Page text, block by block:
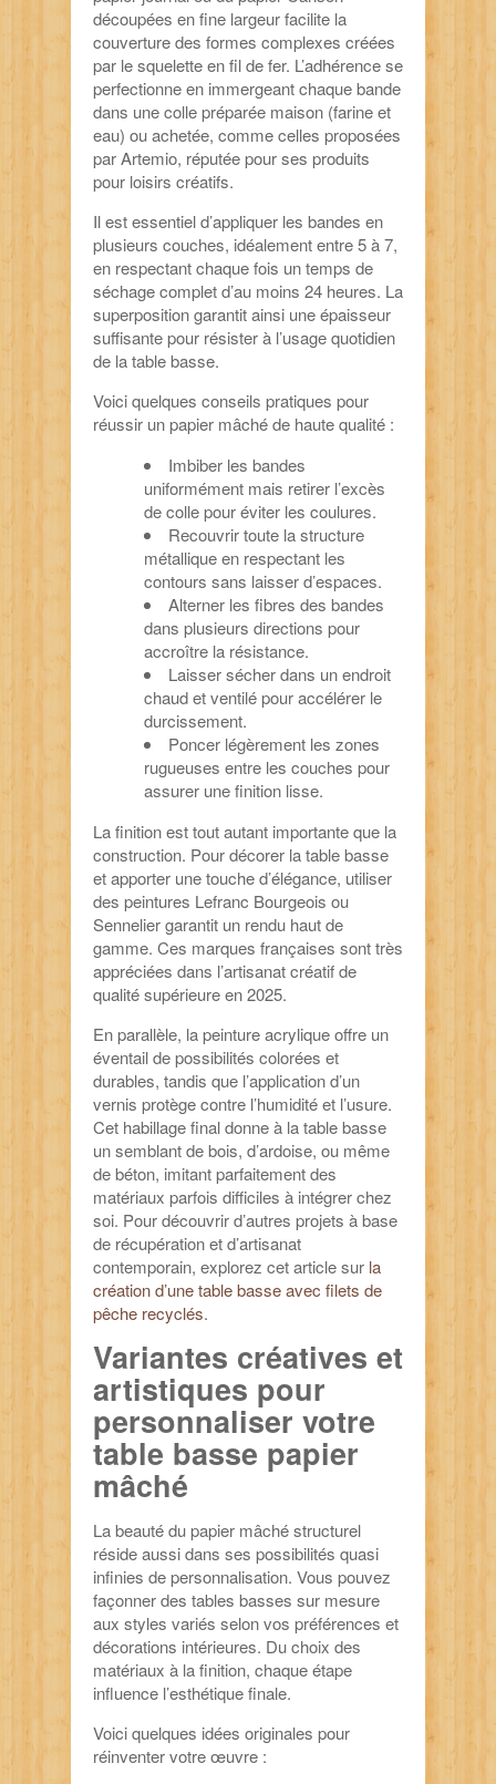
découpées en fine largeur facilite la
couverture des formes complexes créées
par le squelette en fil de fer. L’adhérence se
perfectionne en immergeant chaque bande
dans une colle préparée maison (farine et
eau) ou achetée, comme celles proposées
par Artemio, réputée pour ses produits
pour loisirs créatifs.
Il est essentiel d’appliquer les bandes en
plusieurs couches, idéalement entre 5 à 7,
en respectant chaque fois un temps de
séchage complet d’au moins 24 heures. La
superposition garantit ainsi une épaisseur
suffisante pour résister à l’usage quotidien
de la table basse.
Voici quelques conseils pratiques pour
réussir un papier mâché de haute qualité :
Imbiber les bandes
uniformément mais retirer l’excès
de colle pour éviter les coulures.
Recouvrir toute la structure
métallique en respectant les
contours sans laisser d’espaces.
Alterner les fibres des bandes
dans plusieurs directions pour
accroître la résistance.
Laisser sécher dans un endroit
chaud et ventilé pour accélérer le
durcissement.
Poncer légèrement les zones
rugueuses entre les couches pour
assurer une finition lisse.
La finition est tout autant importante que la
construction. Pour décorer la table basse
et apporter une touche d’élégance, utiliser
des peintures Lefranc Bourgeois ou
Sennelier garantit un rendu haut de
gamme. Ces marques françaises sont très
appréciées dans l’artisanat créatif de
qualité supérieure en 2025.
En parallèle, la peinture acrylique offre un
éventail de possibilités colorées et
durables, tandis que l’application d’un
vernis protège contre l’humidité et l’usure.
Cet habillage final donne à la table basse
un semblant de bois, d’ardoise, ou même
de béton, imitant parfaitement des
matériaux parfois difficiles à intégrer chez
soi. Pour découvrir d’autres projets à base
de récupération et d’artisanat
contemporain, explorez cet article sur la
création d’une table basse avec filets de
pêche recyclés.
Variantes créatives et
artistiques pour
personnaliser votre
table basse papier
mâché
La beauté du papier mâché structurel
réside aussi dans ses possibilités quasi
infinies de personnalisation. Vous pouvez
façonner des tables basses sur mesure
aux styles variés selon vos préférences et
décorations intérieures. Du choix des
matériaux à la finition, chaque étape
influence l’esthétique finale.
Voici quelques idées originales pour
réinventer votre œuvre :